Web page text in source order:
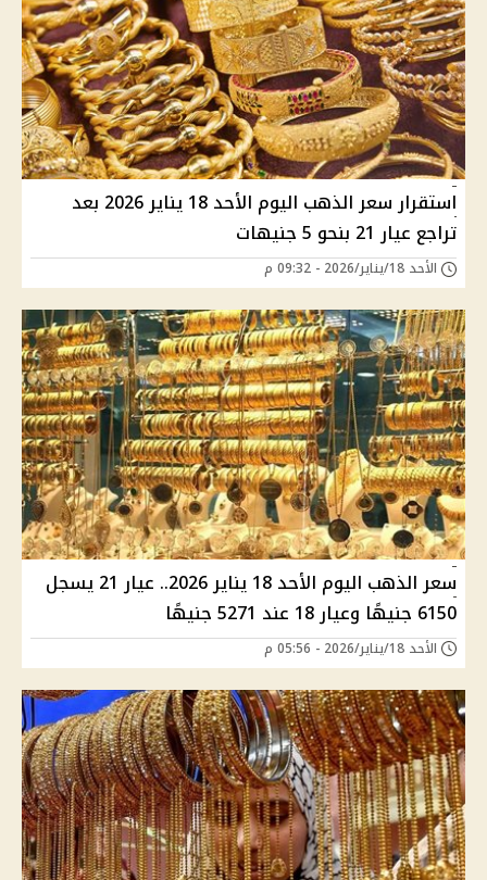
استقرار سعر الذهب اليوم الأحد 18 يناير 2026 بعد
تراجع عيار 21 بنحو 5 جنيهات
الأحد 18/يناير/2026 - 09:32 م
سعر الذهب اليوم الأحد 18 يناير 2026.. عيار 21 يسجل
6150 جنيهًا وعيار 18 عند 5271 جنيهًا
الأحد 18/يناير/2026 - 05:56 م